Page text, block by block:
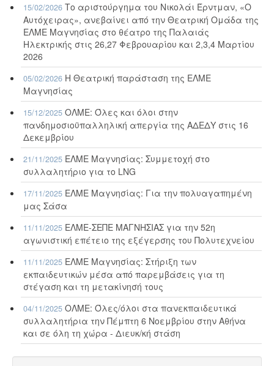
15/02/2026 Το αριστούργημα του Νικολάι Έρντμαν, «Ο
Αυτόχειρας», ανεβαίνει από την Θεατρική Ομάδα της
ΕΛΜΕ Μαγνησίας στο θέατρο της Παλαιάς
Ηλεκτρικής στις 26,27 Φεβρουαρίου και 2,3,4 Μαρτίου
2026
05/02/2026 Η Θεατρική παράσταση της ΕΛΜΕ
Μαγνησίας
15/12/2025 ΟΛΜΕ: Όλες και όλοι στην
πανδημοσιοϋπαλληλική απεργία της ΑΔΕΔΥ στις 16
Δεκεμβρίου
21/11/2025 ΕΛΜΕ Μαγνησίας: Συμμετοχή στο
συλλαλητήριο για το LNG
17/11/2025 ΕΛΜΕ Μαγνησίας: Για την πολυαγαπημένη
μας Σάσα
11/11/2025 ΕΛΜΕ-ΣΕΠΕ ΜΑΓΝΗΣΙΑΣ για την 52η
αγωνιστική επέτειο της εξέγερσης του Πολυτεχνείου
11/11/2025 ΕΛΜΕ Μαγνησίας: Στήριξη των
εκπαιδευτικών μέσα από παρεμβάσεις για τη
στέγαση και τη μετακίνησή τους
04/11/2025 ΟΛΜΕ: Όλες/όλοι στα πανεκπαιδευτικά
συλλαλητήρια την Πέμπτη 6 Νοεμβρίου στην Αθήνα
και σε όλη τη χώρα - Διευκ/κή στάση